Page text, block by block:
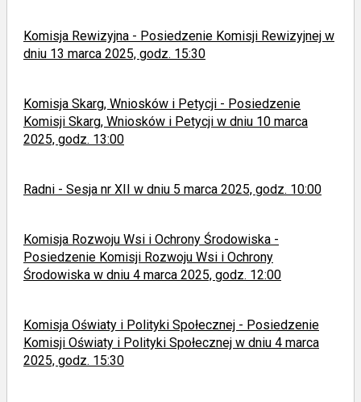
Komisja Rewizyjna - Posiedzenie Komisji Rewizyjnej w
dniu 13 marca 2025, godz. 15:30
Komisja Skarg, Wniosków i Petycji - Posiedzenie
Komisji Skarg, Wniosków i Petycji w dniu 10 marca
2025, godz. 13:00
Radni - Sesja nr XII w dniu 5 marca 2025, godz. 10:00
Komisja Rozwoju Wsi i Ochrony Środowiska -
Posiedzenie Komisji Rozwoju Wsi i Ochrony
Środowiska w dniu 4 marca 2025, godz. 12:00
Komisja Oświaty i Polityki Społecznej - Posiedzenie
Komisji Oświaty i Polityki Społecznej w dniu 4 marca
2025, godz. 15:30